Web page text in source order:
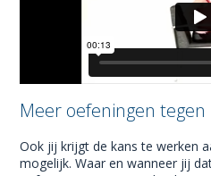
Meer oefeningen tegen
Ook jij krijgt de kans te werken
mogelijk. Waar en wanneer jij